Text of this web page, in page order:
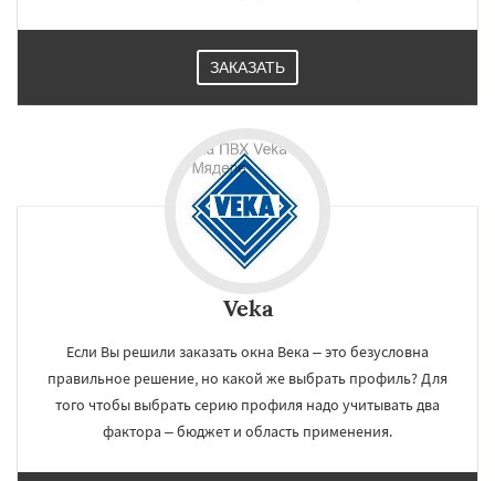
ЗАКАЗАТЬ
Veka
Если Вы решили заказать окна Века – это безусловна
правильное решение, но какой же выбрать профиль? Для
того чтобы выбрать серию профиля надо учитывать два
фактора – бюджет и область применения.